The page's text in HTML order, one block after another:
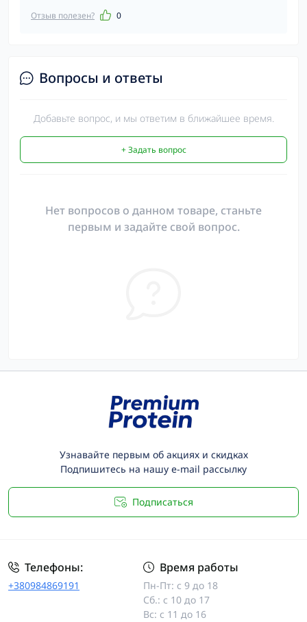
Отзыв полезен? 0
Вопросы и ответы
Добавьте вопрос, и мы ответим в ближайшее время.
+ Задать вопрос
Нет вопросов о данном товаре, станьте
первым и задайте свой вопрос.
Узнавайте первым об акциях и скидках
Подпишитесь на нашу e-mail рассылку
Подписаться
Телефоны:
+380984869191
Время работы
Пн-Пт: с 9 до 18
Сб.: с 10 до 17
Вс: с 11 до 16